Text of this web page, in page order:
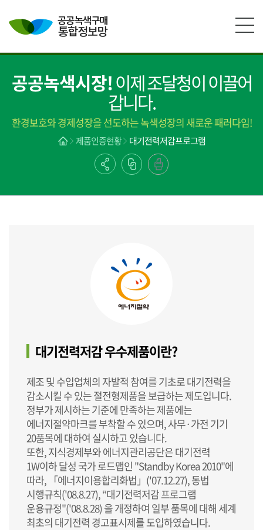
공공녹색시장!이제 조달청이 이끌어
갑니다.
환경보호와 경제성장을 선도하는 녹색성장의 새로운 패러다임!
제품인증현황 대기전력저감프로그램
대기전력저감 우수제품이란?
제조 및 수입업체의 자발적 참여를 기초로 대기전력을
감소시킬 수 있는 절전형제품을 보급하는 제도입니다.
정부가 제시하는 기준에 만족하는 제품에는
에너지절약마크를 부착할 수 있으며, 사무·가전 기기
20품목에 대하여 실시하고 있습니다.
또한, 지식경제부와 에너지관리공단은 대기전력
1W이하 달성 국가 로드맵인 "Standby Korea 2010"에
따라, 「에너지이용합리화법」('07.12.27), 동법
시행규칙('08.8.27), “대기전력저감 프로그램
운용규정"('08.8.28) 을 개정하여 일부 품목에 대해 세계
최초의 대기전력 경고표시제를 도입하였습니다.